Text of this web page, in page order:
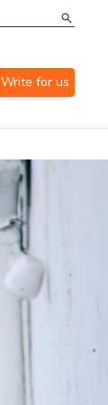
Write for us